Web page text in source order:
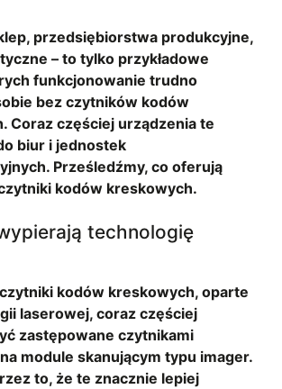
przedsiębiorstwa produkcyjne,
– to tylko przykładowe
funkcjonowanie trudno
bez czytników kodów
Coraz częściej urządzenia te
biur i jednostek
Prześledźmy, co oferują
kodów kreskowych.
technologię
kodów kreskowych, oparte
laserowej, coraz częściej
zastępowane czytnikami
module skanującym typu imager.
to, że te znacznie lepiej